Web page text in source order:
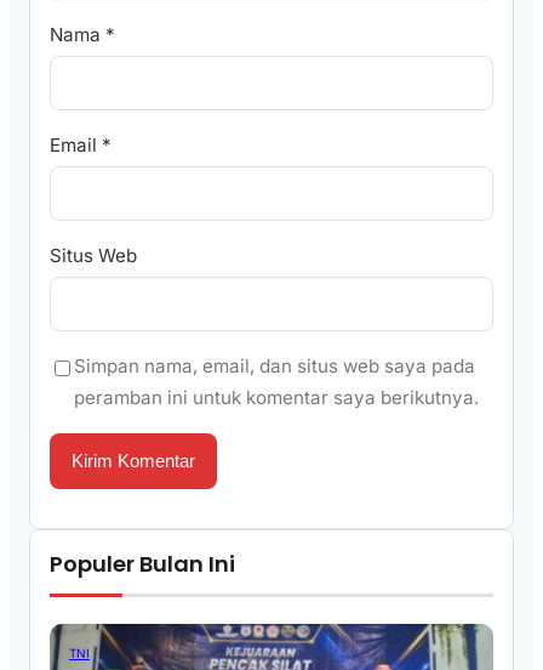
Nama *
Email *
Situs Web
Simpan nama, email, dan situs web saya pada
peramban ini untuk komentar saya berikutnya.
Populer Bulan Ini
TNI